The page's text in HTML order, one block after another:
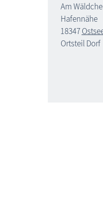
Am
Hafennähe
18347
Ortsteil Dorf